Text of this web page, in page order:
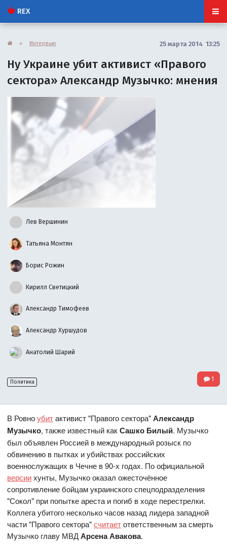
REX
» Интервью 25 марта 2014 13:25
Ну Украине убит активист «Правого
сектора» Александр Музычко: мнения
Лев Вершинин
Татьяна Монтян
Борис Рожин
Кирилл Светицкий
Александр Тимофеев
Александр Хуршудов
Анатолий Шарий
Политика 1
В Ровноубитактивист "Правого сектора"Александр
Музычко, также известный какСашко Билый. Музычко
был объявлен Россией в международный розыск по
обвинению в пытках и убийствах российских
военнослужащих в Чечне в 90-х годах. По официальной
версиихунты, Музычко оказал ожесточённое
сопротивление бойцам украинского спецподразделения
"Сокол" при попытке ареста и погиб в ходе перестрелки.
Коллега убитого несколько часов назад лидера западной
части "Правого сектора"считаетответственным за смерть
Музычко главу МВДАрсена Авакова.